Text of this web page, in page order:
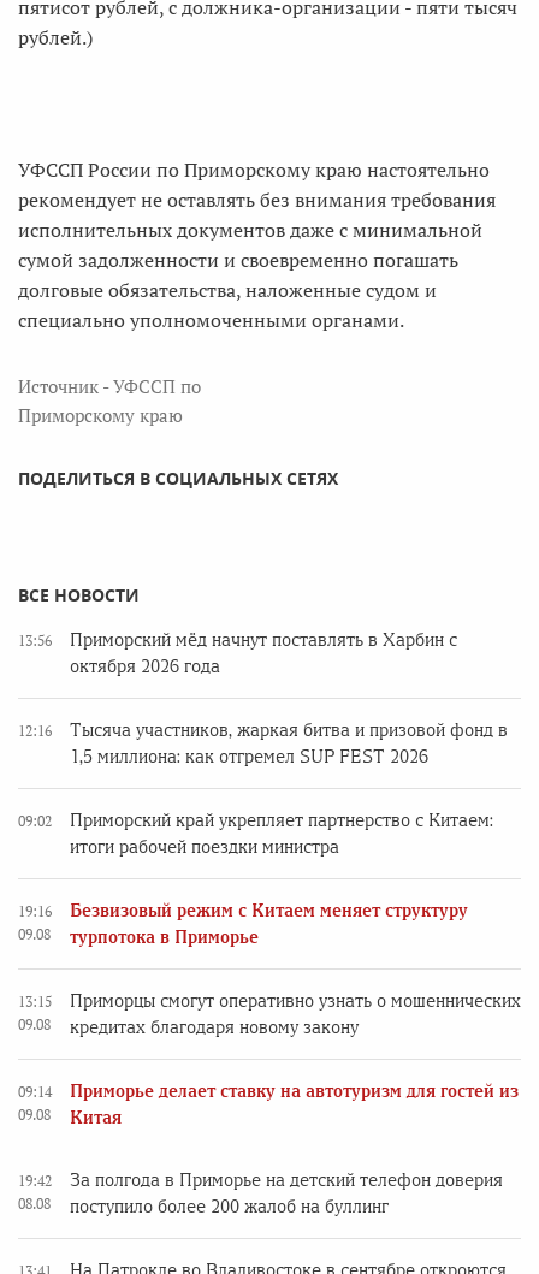
пятисот рублей, с должника-организации - пяти тысяч
рублей.)
УФССП России по Приморскому краю настоятельно
рекомендует не оставлять без внимания требования
исполнительных документов даже с минимальной
сумой задолженности и своевременно погашать
долговые обязательства, наложенные судом и
специально уполномоченными органами.
Источник - УФССП по
Приморскому краю
ПОДЕЛИТЬСЯ В СОЦИАЛЬНЫХ СЕТЯХ
ВСЕ НОВОСТИ
13:56
Приморский мёд начнут поставлять в Харбин с
октября 2026 года
12:16
Тысяча участников, жаркая битва и призовой фонд в
1,5 миллиона: как отгремел SUP FEST 2026
09:02
Приморский край укрепляет партнерство с Китаем:
итоги рабочей поездки министра
19:16
09.08
Безвизовый режим с Китаем меняет структуру
турпотока в Приморье
13:15
09.08
Приморцы смогут оперативно узнать о мошеннических
кредитах благодаря новому закону
09:14
09.08
Приморье делает ставку на автотуризм для гостей из
Китая
19:42
08.08
За полгода в Приморье на детский телефон доверия
поступило более 200 жалоб на буллинг